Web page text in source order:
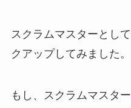
スクラムマスターとし
クアップしてみました。
もし、スクラムマスタ